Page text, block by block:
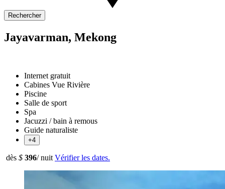
Rechercher
Jayavarman, Mekong
Internet gratuit
Cabines Vue Rivière
Piscine
Salle de sport
Spa
Jacuzzi / bain à remous
Guide naturaliste
+4
dès $ 396/ nuit Vérifier les dates.